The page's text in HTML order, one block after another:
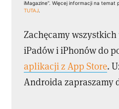
iMagazine”. Więcej informacji na temat
TUTAJ.
Zachęcamy
iPadów i iPhonów do
aplikacji z App Store.
Androida zapraszamy